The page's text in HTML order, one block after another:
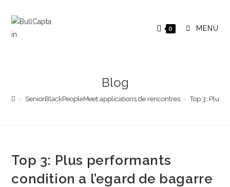
contenido
0 MENÚ
Blog
> SeniorBlackPeopleMeet applications de rencontres > Top 3: Plus
Top 3: Plus performants
condition a l’egard de bagarre